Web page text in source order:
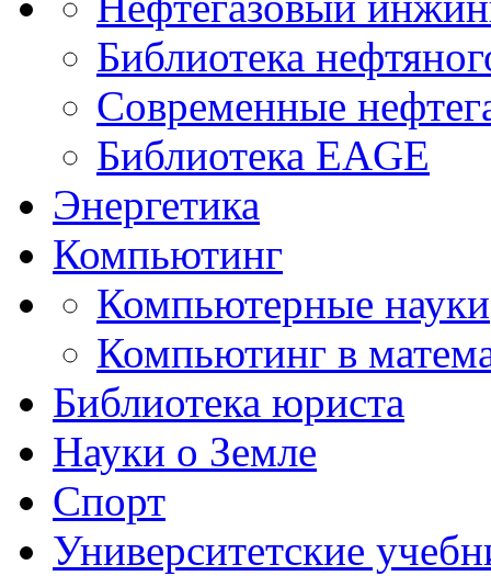
Библиотека
Современные
Библиотека EAGE
Энергетика
Компьютинг
Компьютерные науки
Компьютинг в
Библиотека юриста
Науки о Земле
Спорт
Университетские